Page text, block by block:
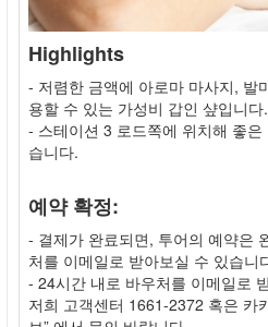
Highlights
- 저렴한 금액에 아로마 마사지, 발
용할 수 있는 가성비 갑인 샾입니다.
- 스테이션 3 로드쪽에 위치해 좋
습니다.
예약 확정:
- 결제가 완료되면, 투어의 예약은
처를 이메일로 받아보실 수 있습니
- 24시간 내로 바우처를 이메일로
저희 고객센터 1661-2372 혹은 카